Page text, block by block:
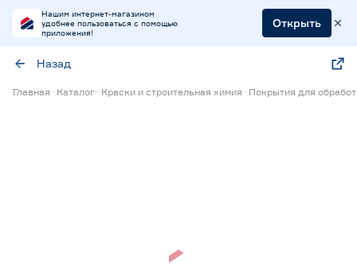
Нашим интернет-магазином
удобнее пользоваться с помощью
приложения!
Открыть
Назад
Главная Каталог Краски и строительная химия Покрытия для